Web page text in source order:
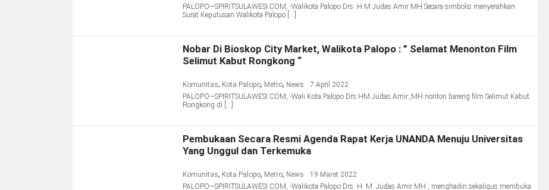
PALOPO—SPIRITSULAWESI.COM, -Walikota Palopo Drs. H.M Judas Amir MH Secara simbolis menyerahkan
Surat Keputusan Walikota Palopo […]
Nobar Di Bioskop City Market, Walikota Palopo : ” Selamat Menonton Film
Selimut Kabut Rongkong “
Komunitas, Kota Palopo, Metro, News
7 April 2022
PALOPO—SPIRITSULAWESI.COM, -Wali Kota Palopo Drs HM Judas Amir.,MH nonton bareng film Selimut Kabut
Rongkong di […]
Pembukaan Secara Resmi Agenda Rapat Kerja UNANDA Menuju Universitas
Yang Unggul dan Terkemuka
Komunitas, Kota Palopo, Metro, News
19 Maret 2022
PALOPO—SPIRITSULAWESI.COM, -Walikota Palopo Drs. H. M. Judas Amir MH., menghadiri sekaligus membuka